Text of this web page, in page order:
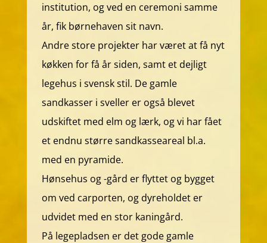
institution, og ved en ceremoni samme
år, fik børnehaven sit navn.
Andre store projekter har været at få nyt
køkken for få år siden, samt et dejligt
legehus i svensk stil. De gamle
sandkasser i sveller er også blevet
udskiftet med elm og lærk, og vi har fået
et endnu større sandkasseareal bl.a.
med en pyramide.
Hønsehus og -gård er flyttet og bygget
om ved carporten, og dyreholdet er
udvidet med en stor kaningård.
På legepladsen er det gode gamle